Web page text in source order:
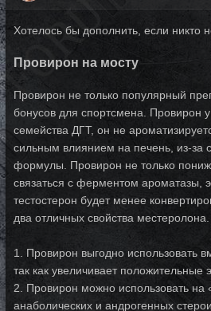
Хотелось бы дополнить, если никто
Провирон на мосту
Провирон не только популярный
бонусов для спортсмена. Провирон
семейства ДГТ, он не
сильным влиянием на печень, из-за
формулы. Провирон не только
связаться с ферментом ароматазы,
тестостерон будет менее
два отличных свойства местеролона.
1. Провирон выгодно использовать
так как увеличивает положительные
2. Провирон можно использовать на
анаболических и андрогенных